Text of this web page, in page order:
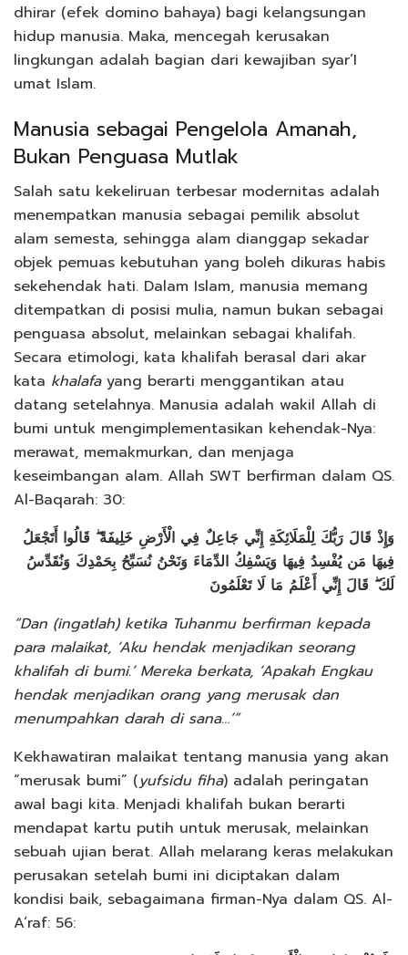
dhirar (efek domino bahaya) bagi kelangsungan
hidup manusia. Maka, mencegah kerusakan
lingkungan adalah bagian dari kewajiban syar’I
umat Islam.
Manusia sebagai Pengelola Amanah,
Bukan Penguasa Mutlak
Salah satu kekeliruan terbesar modernitas adalah
menempatkan manusia sebagai pemilik absolut
alam semesta, sehingga alam dianggap sekadar
objek pemuas kebutuhan yang boleh dikuras habis
sekehendak hati. Dalam Islam, manusia memang
ditempatkan di posisi mulia, namun bukan sebagai
penguasa absolut, melainkan sebagai khalifah.
Secara etimologi, kata khalifah berasal dari akar
kata khalafayang berarti menggantikan atau
datang setelahnya. Manusia adalah wakil Allah di
bumi untuk mengimplementasikan kehendak-Nya:
merawat, memakmurkan, dan menjaga
keseimbangan alam. Allah SWT berfirman dalam QS.
Al-Baqarah: 30:
وَإِذْ قَالَ رَبُّكَ لِلْمَلَائِكَةِ إِنِّي جَاعِلٌ فِي الْأَرْضِ خَلِيفَةً ۖ قَالُوا أَتَجْعَلُ
فِيهَا مَن يُفْسِدُ فِيهَا وَيَسْفِكُ الدِّمَاءَ وَنَحْنُ نُسَبِّحُ بِحَمْدِكَ وَنُقَدِّسُ
لَكَ ۖ قَالَ إِنِّي أَعْلَمُ مَا لَا تَعْلَمُونَ
“Dan (ingatlah) ketika Tuhanmu berfirman kepada
para malaikat, ‘Aku hendak menjadikan seorang
khalifah di bumi.’ Mereka berkata, ‘Apakah Engkau
hendak menjadikan orang yang merusak dan
menumpahkan darah di sana…’”
Kekhawatiran malaikat tentang manusia yang akan
“merusak bumi” (yufsidu fiha) adalah peringatan
awal bagi kita. Menjadi khalifah bukan berarti
mendapat kartu putih untuk merusak, melainkan
sebuah ujian berat. Allah melarang keras melakukan
perusakan setelah bumi ini diciptakan dalam
kondisi baik, sebagaimana firman-Nya dalam QS. Al-
A’raf: 56: